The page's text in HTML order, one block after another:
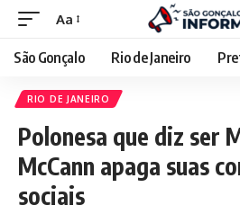
Aa
São Gonçalo Rio de Janeiro
RIO DE JANEIRO
Polonesa que diz ser
McCann apaga suas
sociais